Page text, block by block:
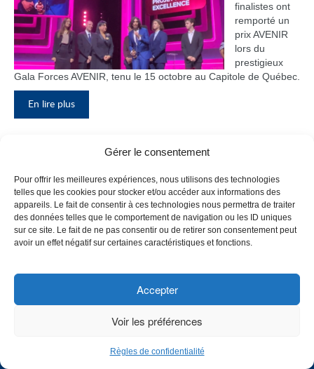
Gérer le consentement
Pour offrir les meilleures expériences, nous utilisons des technologies
telles que les cookies pour stocker et/ou accéder aux informations des
appareils. Le fait de consentir à ces technologies nous permettra de traiter
des données telles que le comportement de navigation ou les ID uniques
sur ce site. Le fait de ne pas consentir ou de retirer son consentement peut
avoir un effet négatif sur certaines caractéristiques et fonctions.
Accepter
Voir les préférences
Règles de confidentialité
finalistes ont
remporté un
prix AVENIR
lors du
prestigieux
Gala Forces AVENIR, tenu le 15 octobre au Capitole de Québec.
En lire plus
bloc F
Le Collège de
Maisonneuve
a inauguré
CHOISISSEZ UN PROFIL